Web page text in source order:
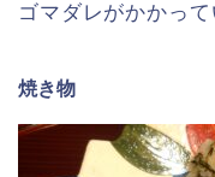
ゴマダレがかかっ
焼き物